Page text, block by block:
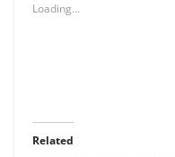
Loading...
Related